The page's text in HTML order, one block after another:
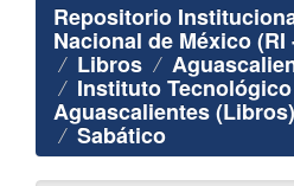
Repositorio
Nacional de México (RI
Libros
Instituto
Aguascalientes (Libros)
Sabático